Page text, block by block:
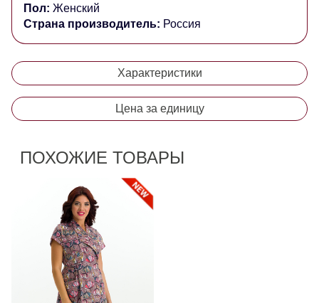
Пол: Женский
Страна производитель: Россия
Характеристики
Цена за единицу
ПОХОЖИЕ ТОВАРЫ